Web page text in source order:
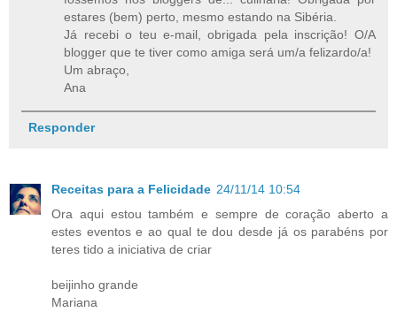
estares (bem) perto, mesmo estando na Sibéria.
Já recebi o teu e-mail, obrigada pela inscrição! O/A
blogger que te tiver como amiga será um/a felizardo/a!
Um abraço,
Ana
Responder
Receitas para a Felicidade 24/11/14 10:54
Ora aqui estou também e sempre de coração aberto a
estes eventos e ao qual te dou desde já os parabéns por
teres tido a iniciativa de criar
beijinho grande
Mariana